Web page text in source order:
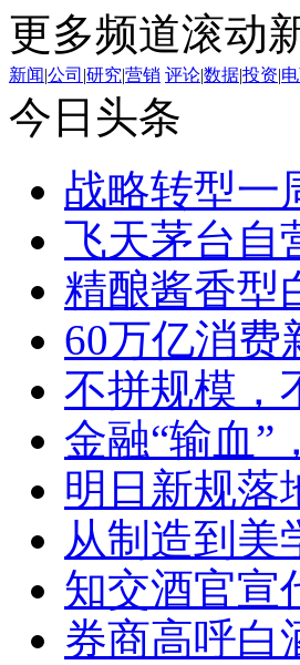
更多频道滚动
新闻|公司 |研究|营销 评论|数据|投资|
今日头条
战略转型一
飞天茅台自
精酿酱香型
60万亿消费
不拼规模，
金融“输血”
明日新规落
从制造到美
知交酒官宣
券商高呼白